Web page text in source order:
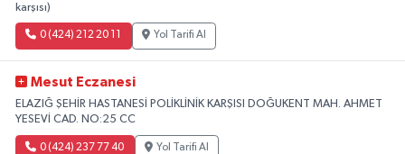
karşısı)
0 (424) 212 20 11 Yol Tarifi Al
Mesut Eczanesi
ELAZIĞ ŞEHİR HASTANESİ POLİKLİNİK KARŞISI DOĞUKENT MAH. AHMET
YESEVİ CAD. NO:25 CC
0 (424) 237 77 40 Yol Tarifi Al